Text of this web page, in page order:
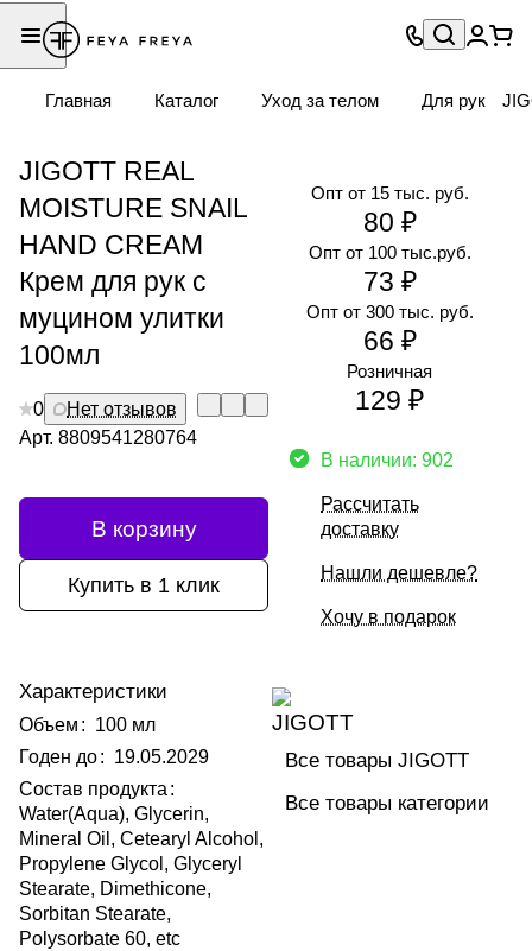
Главная Каталог Уход за телом Для рук
JIGOTT REAL
MOISTURE SNAIL
HAND CREAM
Крем для рук с
муцином улитки
100мл
0
Нет отзывов
Арт. 8809541280764
В корзину
Купить в 1 клик
Характеристики
Объем : 100 мл
Годен до: 19.05.2029
Состав продукта :
Water(Aqua), Glycerin,
Mineral Oil, Cetearyl Alcohol,
Propylene Glycol, Glyceryl
Stearate, Dimethicone,
Sorbitan Stearate,
Polysorbate 60, etc
Опт от 300 тыс. руб.
66 ₽
Опт от 15 тыс. руб.
80 ₽
Опт от 100 тыс.руб.
73 ₽
Розничная
129 ₽
В наличии: 902
Рассчитать
доставку
Нашли дешевле?
Хочу в подарок
Все товары JIGOTT
Все товары категории